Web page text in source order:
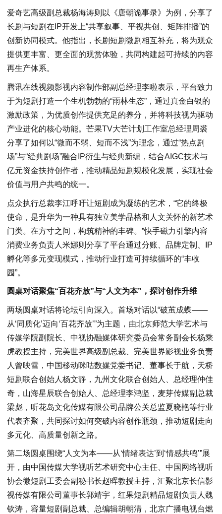
爱奇艺高级副总裁杨海涛则以《唐朝诡事录》为例，分享了
长剧与短剧在IP开发上“共享叙事、平视共创、矩阵排播”的
创新协同模式。他指出，长剧短剧微剧相互补充，将为观众
提供更丰富、更全面的观赏体验，共同构建起可持续的内容
再生产体系。
腾讯在线视频影视内容制作部副总经理李啦表示，平台致力
于为短剧打造一个生机勃勃的“雨林生态”，通过真金白银的
激励政策，为优质创作提供充足的养分，并将科技视为驱动
产业进化的核心动能。芒果TV大芒计划工作室总经理周裘
分享了如何以“微而不弱、短而不浅”为理念，通过“热点剧
场”与“经典剧场”融合IP衍生与经典新编，结合AIGC技术与
亿元资金扶持创作者，推动精品短剧规模化发展，实现社会
价值与用户共鸣的统一。
点众执行总裁李江呼吁让短剧成为凝练的艺术，“它的终极
使命，是升华为一种具有独立美学品格和人文关怀的新艺术
门类。在方寸之间，构筑精神的丰碑。”快手磁力引擎内容
消费业务负责人米娜则分享了平台通过分账、品牌定制、IP
孵化等多元变现模式，推动行业打造可持续循环的“丰收
园”。
圆桌对话聚焦“百花齐放”与“人文为本”，探讨创作升维
两场圆桌对话将论坛引向深入。首场对话以“破茧成蝶——
从‘同质化’迈向‘百花齐放’”为主题，由北京师范大学艺术与
传媒学院副院长、中视协融媒体研究委员会常务副会长杨乘
虎教授主持，完美世界高级副总裁、完美世界影视业务负责
人曾映雪，中国移动咪咕数媒党委书记、董事长于航，天桥
短剧联合创始人杨文静，九州文化联合创始人、总经理仲佳
奇，山海星辰联合创始人、总经理李鸿坚，麦芽传媒副总裁
梁彪，听花岛文化传媒有限公司品牌公关总监夏晓艳等行业
代表齐聚，共同探讨如何突破内容创作瓶颈，推动短剧走向
多元化、高质量创新之路。
第二场圆桌围绕“人文为本——从‘情绪表达’到‘情感共鸣’”展
开，由中国传媒大学视听艺术研究中心主任、中国网络视听
协会微短剧工委会副秘书长赵晖教授主持，汇聚北京长信影
视传媒有限公司董事长郭靖宇，红果短剧精品短剧负责人魏
钦涛，容量短剧副总裁、总编辑胡朝清，北京广播电视台燃